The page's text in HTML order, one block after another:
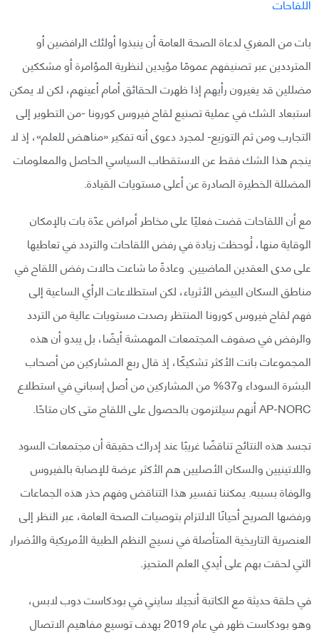
بات من المغري لدعاة الصحة العامة أن ينبذوا أولئك الرافضين أو
المترددين عبر تصنيفهم عمومًا مؤيدين لنظرية المؤامرة أو مشككين
مضللين قد يغيرون رأيهم إذا ظهرت الحقائق أمام أعينهم، لكن لا يمكن
استبعاد الشك في عملية تصنيع لقاح فيروس كورونا -من التطوير إلى
التجارب ومن ثم التوزيع- لمجرد دعوى أنه تفكير «مناهض للعلم»، إذ لا
ينجم هذا الشك فقط عن الاستقطاب السياسي الحاصل والمعلومات
المضللة الخطيرة الصادرة عن أعلى مستويات القيادة.
مع أن اللقاحات قضت فعليًا على مخاطر أمراض عدّة بات بالإمكان
الوقاية منها، لُوحظت زيادة في رفض اللقاحات والتردد في تعاطيها
على مدى العقدين الماضيين. وعادةً ما شاعت حالات رفض اللقاح في
مناطق السكان البيض الأثرياء، لكن استطلاعات الرأي الساعية إلى
فهم لقاح فيروس كورونا المنتظر رصدت مستويات عالية من التردد
والرفض في صفوف المجتمعات المهمشة أيضًا، بل يبدو أن هذه
المجموعات باتت الأكثر تشكيكًا، إذ قال ربع المشاركين من أصحاب
البشرة السوداء و37% من المشاركين من أصل إسباني في استطلاع
AP-NORC أنهم سيلتزمون بالحصول على اللقاح متى كان متاحًا.
تجسد هذه النتائج تناقضًا غريبًا عند إدراك حقيقة أن مجتمعات السود
واللاتينيين والسكان الأصليين هم الأكثر عرضة للإصابة بالفيروس
والوفاة بسببه. يمكننا تفسير هذا التناقض وفهم حذر هذه الجماعات
ورفضها الصريح أحيانًا الالتزام بتوصيات الصحة العامة، عبر النظر إلى
العنصرية التاريخية المتأصلة في نسيج النظم الطبية الأمريكية والأضرار
التي لحقت بهم على أيدي العلم المتحيز.
في حلقة حديثة مع الكاتبة أنجيلا سايني في بودكاست دوب لابس،
وهو بودكاست ظهر في عام 2019 بهدف توسيع مفاهيم الاتصال